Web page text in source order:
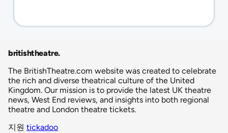
britishtheatre.
The BritishTheatre.com website was created to celebrate
the rich and diverse theatrical culture of the United
Kingdom. Our mission is to provide the latest UK theatre
news, West End reviews, and insights into both regional
theatre and London theatre tickets.
지원 tickadoo